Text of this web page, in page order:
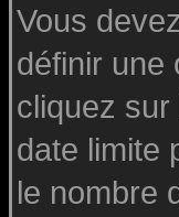
Vous
définir une
cliquez
date limite
le nombre